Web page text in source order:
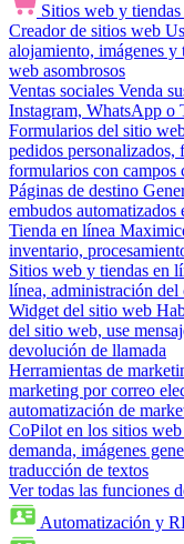
Sitios web y tiendas
Creador de sitios web
alojamiento, imágenes y
web asombrosos
Ventas sociales Venda
Instagram, WhatsApp o
Formularios del sitio
pedidos
formularios con campos
Páginas de destino
embudos
Tienda en línea
inventario,
Sitios web y tiendas en
línea, administración
Widget del sitio web
del sitio web, use
devolución de llamada
Herramientas de
marketing por correo
automatización de
CoPilot en los sitios
demanda, imágenes
traducción de textos
Ver todas las funciones
Automatización y